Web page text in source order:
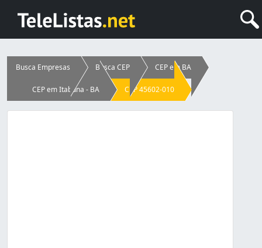
Busca Empresas Busca CEP CEP em BA
CEP em Itabuna - BA CEP 45602-010